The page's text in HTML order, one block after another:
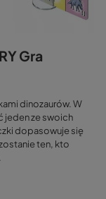
Gra
dinozaurów. W
jeden ze swoich
dopasowuje się
ten, kto